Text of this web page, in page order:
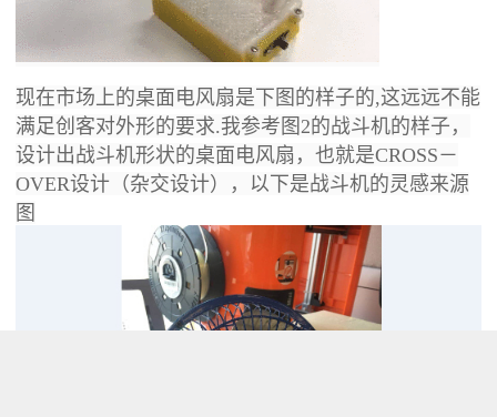
现在市场上的桌面电风扇是下图的样子的,这远远不能
满足创客对外形的要求.我参考图2的战斗机的样子，
设计出战斗机形状的桌面电风扇，也就是CROSS－
OVER设计（杂交设计），以下是战斗机的灵感来源
图